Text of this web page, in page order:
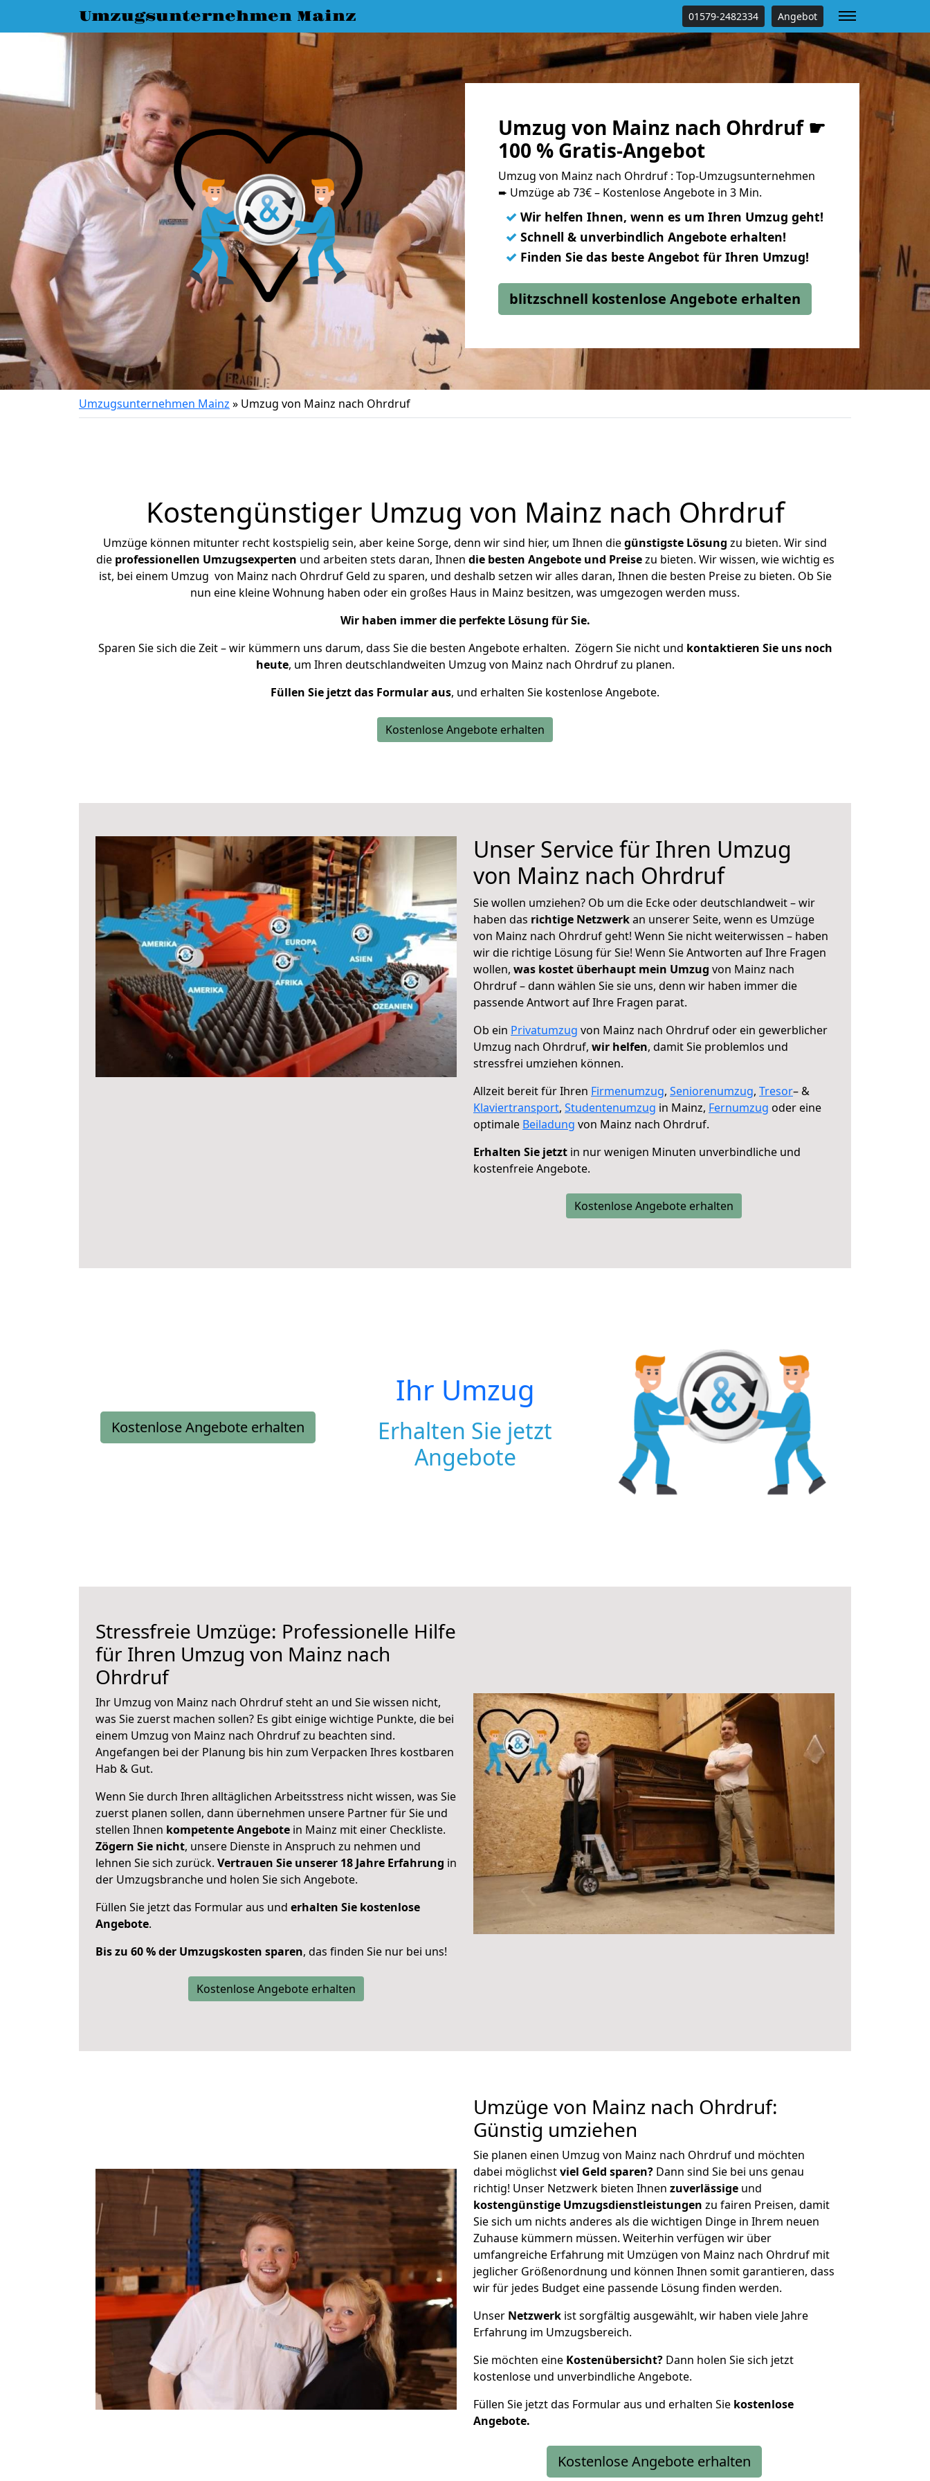
Umzugsunternehmen Mainz 01579-2482334 Angebot
Umzug von Mainz nach Ohrdruf ☛
100 % Gratis-Angebot
Umzug von Mainz nach Ohrdruf : Top-Umzugsunternehmen
➨ Umzüge ab 73€ – Kostenlose Angebote in 3 Min.
✓ Wir helfen Ihnen, wenn es um Ihren Umzug geht!
✓ Schnell & unverbindlich Angebote erhalten!
✓ Finden Sie das beste Angebot für Ihren Umzug!
blitzschnell kostenlose Angebote erhalten
Umzugsunternehmen Mainz » Umzug von Mainz nach Ohrdruf
Kostengünstiger Umzug von Mainz nach Ohrdruf
Umzüge können mitunter recht kostspielig sein, aber keine Sorge, denn wir sind hier, um Ihnen diegünstigste Lösung zu bieten. Wir sind
die professionellen Umzugsexperten und arbeiten stets daran, Ihnen die besten Angebote und Preisezu bieten. Wir wissen, wie wichtig es
ist, bei einem Umzug von Mainz nach Ohrdruf Geld zu sparen, und deshalb setzen wir alles daran, Ihnen die besten Preise zu bieten. Ob Sie
nun eine kleine Wohnung haben oder ein großes Haus in Mainz besitzen, was umgezogen werden muss.
Wir haben immer die perfekte Lösung für Sie.
Sparen Sie sich die Zeit – wir kümmern uns darum, dass Sie die besten Angebote erhalten. Zögern Sie nicht und kontaktieren Sie uns noch
heute, um Ihren deutschlandweiten Umzug von Mainz nach Ohrdruf zu planen.
Füllen Sie jetzt das Formular aus, und erhalten Sie kostenlose Angebote.
Kostenlose Angebote erhalten
Unser Service für Ihren Umzug
von Mainz nach Ohrdruf
Sie wollen umziehen? Ob um die Ecke oder deutschlandweit – wir
haben das richtige Netzwerkan unserer Seite, wenn es Umzüge
von Mainz nach Ohrdruf geht! Wenn Sie nicht weiterwissen – haben
wir die richtige Lösung für Sie! Wenn Sie Antworten auf Ihre Fragen
wollen, was kostet überhaupt mein Umzug von Mainz nach
Ohrdruf – dann wählen Sie sie uns, denn wir haben immer die
passende Antwort auf Ihre Fragen parat.
Ob ein Privatumzug von Mainz nach Ohrdruf oder ein gewerblicher
Umzug nach Ohrdruf, wir helfen, damit Sie problemlos und
stressfrei umziehen können.
Allzeit bereit für Ihren Firmenumzug, Seniorenumzug, Tresor– &
Klaviertransport, Studentenumzug in Mainz, Fernumzug oder eine
optimale Beiladung von Mainz nach Ohrdruf.
Erhalten Sie jetzt in nur wenigen Minuten unverbindliche und
kostenfreie Angebote.
Kostenlose Angebote erhalten
Kostenlose Angebote erhalten
Ihr Umzug
Erhalten Sie jetzt
Angebote
Stressfreie Umzüge: Professionelle Hilfe
für Ihren Umzug von Mainz nach
Ohrdruf
Ihr Umzug von Mainz nach Ohrdruf steht an und Sie wissen nicht,
was Sie zuerst machen sollen? Es gibt einige wichtige Punkte, die bei
einem Umzug von Mainz nach Ohrdruf zu beachten sind.
Angefangen bei der Planung bis hin zum Verpacken Ihres kostbaren
Hab & Gut.
Wenn Sie durch Ihren alltäglichen Arbeitsstress nicht wissen, was Sie
zuerst planen sollen, dann übernehmen unsere Partner für Sie und
stellen Ihnen kompetente Angebote in Mainz mit einer Checkliste.
Zögern Sie nicht, unsere Dienste in Anspruch zu nehmen und
lehnen Sie sich zurück. Vertrauen Sie unserer 18 Jahre Erfahrung in
der Umzugsbranche und holen Sie sich Angebote.
Füllen Sie jetzt das Formular aus und erhalten Sie kostenlose
Angebote.
Bis zu 60 % der Umzugskosten sparen, das finden Sie nur bei uns!
Kostenlose Angebote erhalten
Umzüge von Mainz nach Ohrdruf:
Günstig umziehen
Sie planen einen Umzug von Mainz nach Ohrdruf und möchten
dabei möglichstviel Geld sparen? Dann sind Sie bei uns genau
richtig! Unser Netzwerk bieten Ihnen zuverlässige und
kostengünstige Umzugsdienstleistungen zu fairen Preisen, damit
Sie sich um nichts anderes als die wichtigen Dinge in Ihrem neuen
Zuhause kümmern müssen. Weiterhin verfügen wir über
umfangreiche Erfahrung mit Umzügen von Mainz nach Ohrdruf mit
jeglicher Größenordnung und können Ihnen somit garantieren, dass
wir für jedes Budget eine passende Lösung finden werden.
Unser Netzwerk ist sorgfältig ausgewählt, wir haben viele Jahre
Erfahrung im Umzugsbereich.
Sie möchten eine Kostenübersicht? Dann holen Sie sich jetzt
kostenlose und unverbindliche Angebote.
Füllen Sie jetzt das Formular aus und erhalten Sie kostenlose
Angebote.
Kostenlose Angebote erhalten